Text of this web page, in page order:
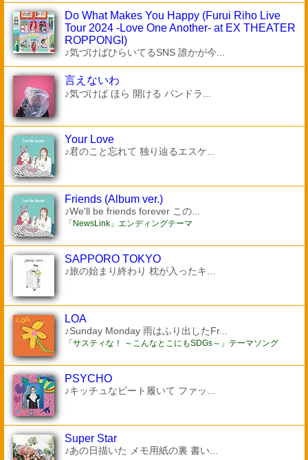
Do What Makes You Happy (Furui Riho Live
Tour 2024 -Love One Another- at EX THEATER
ROPPONGI)
♪気づけばひらいてるSNS 誰かが今...
言えないわ
♪気づけば ほら 開ける パンドラ...
Your Love
♪君のこと忘れて 独り辿るエスケ...
Friends (Album ver.)
♪We'll be friends forever この...
「NewsLink」エンディングテーマ
SAPPORO TOKYO
♪旅の始まり終わり 枕が入ったキ...
LOA
♪Sunday Monday 雨はふり出したFr...
「サスティな！ ～こんなとこにもSDGs～」テーマソング
PSYCHO
♪キッチュなビート履いて ファッ...
Super Star
♪あの日描いた メモ用紙の裏 書い...